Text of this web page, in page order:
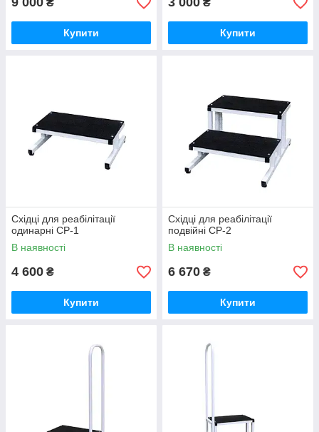
₴
Купити
₴
Купити
Східці для реабілітації
одинарні СР-1
В наявності
4 600 ₴
Купити
Східці для реабілітації
подвійні СР-2
В наявності
6 670 ₴
Купити